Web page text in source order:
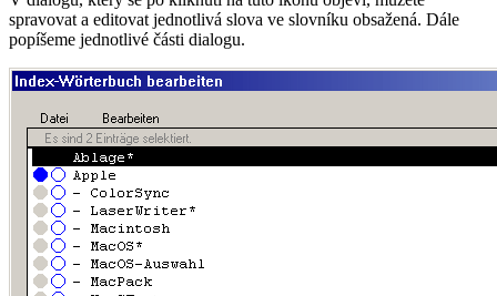
spravovat a editovat jednotlivá slova ve slovníku obsažená. Dále
popíšeme jednotlivé části dialogu.